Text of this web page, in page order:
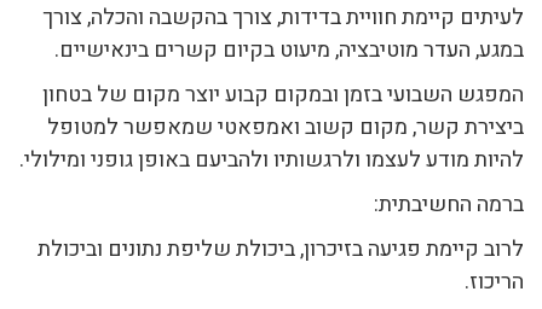
לעיתים קיימת חוויית בדידות, צורך בהקשבה והכלה, צורך
במגע, העדר מוטיבציה, מיעוט בקיום קשרים בינאישיים.
המפגש השבועי בזמן ובמקום קבוע יוצר מקום של בטחון
ביצירת קשר, מקום קשוב ואמפאטי שמאפשר למטופל
להיות מודע לעצמו ולרגשותיו ולהביעם באופן גופני ומילולי.
ברמה החשיבתית:
לרוב קיימת פגיעה בזיכרון, ביכולת שליפת נתונים וביכולת
הריכוז.